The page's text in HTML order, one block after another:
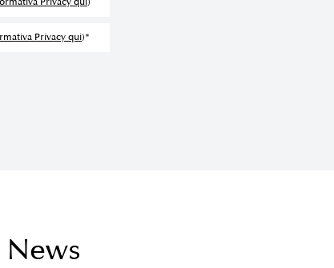
Privacy qui)*
News